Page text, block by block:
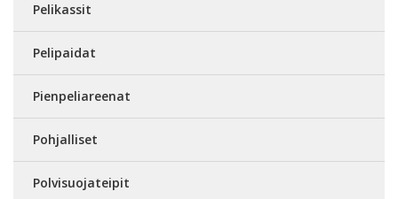
Pelikassit
Pelipaidat
Pienpeliareenat
Pohjalliset
Polvisuojateipit